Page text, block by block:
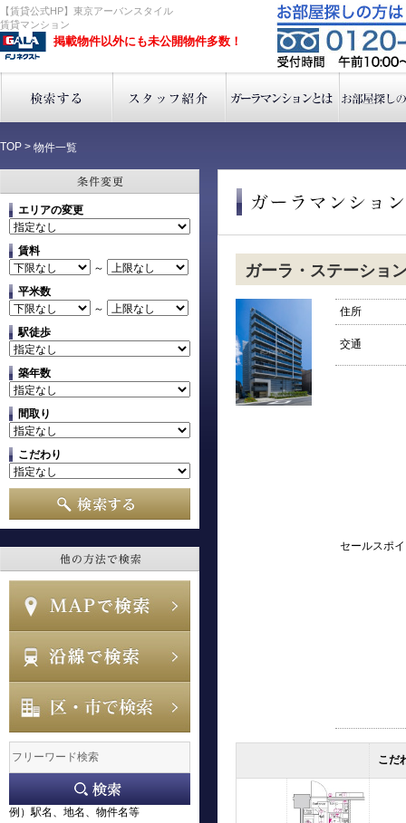
【賃貸公式HP】東京アーバンスタイル
賃貸マンション
掲載物件以外にも未公開物件多数！
TOP > 物件一覧
エリアの変更
賃料
～
平米数
～
駅徒歩
築年数
間取り
こだわり
例）駅名、地名、物件名等
ガーラ・ステーショ
住所
交通
セールスポ
こだ